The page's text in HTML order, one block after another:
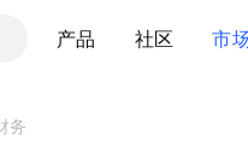
产品 社区 市
务